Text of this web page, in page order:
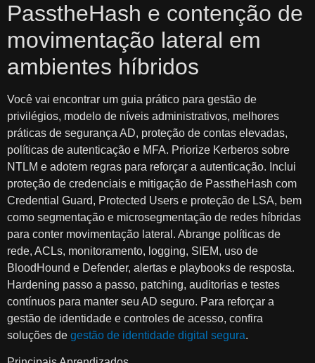
PasstheHash e contenção de
movimentação lateral em
ambientes híbridos
Você vai encontrar um guia prático para gestão de
privilégios, modelo de níveis administrativos, melhores
práticas de segurança AD, proteção de contas elevadas,
políticas de autenticação e MFA. Priorize Kerberos sobre
NTLM e adotem regras para reforçar a autenticação. Inclui
proteção de credenciais e mitigação de PasstheHash com
Credential Guard, Protected Users e proteção de LSA, bem
como segmentação e microsegmentação de redes híbridas
para conter movimentação lateral. Abrange políticas de
rede, ACLs, monitoramento, logging, SIEM, uso de
BloodHound e Defender, alertas e playbooks de resposta.
Hardening passo a passo, patching, auditorias e testes
contínuos para manter seu AD seguro. Para reforçar a
gestão de identidade e controles de acesso, confira
soluções de gestão de identidade digital segura.